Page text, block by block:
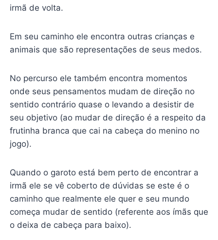
irmã de volta.
Em seu caminho ele encontra outras crianças e
animais que são representações de seus medos.
No percurso ele também encontra momentos
onde seus pensamentos mudam de direção no
sentido contrário quase o levando a desistir de
seu objetivo (ao mudar de direção é a respeito da
frutinha branca que cai na cabeça do menino no
jogo).
Quando o garoto está bem perto de encontrar a
irmã ele se vê coberto de dúvidas se este é o
caminho que realmente ele quer e seu mundo
começa mudar de sentido (referente aos ímãs que
o deixa de cabeça para baixo).